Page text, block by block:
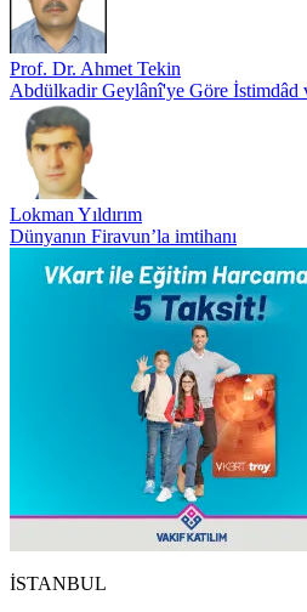
Prof. Dr. Ahmet Tekin
Abdülkadir Geylânî'ye Göre İstimdâd
Lokman Yıldırım
Dünyanın Firavun’la imtihanı
İSTANBUL